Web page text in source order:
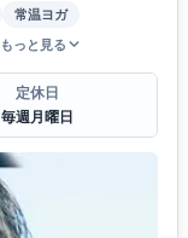
常温ヨガ
もっと見る
定休日
毎週月曜日